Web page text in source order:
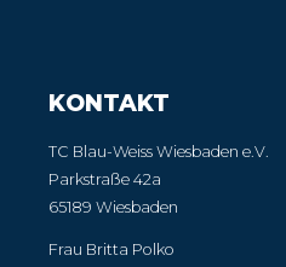
KONTAKT
TC Blau-Weiss Wiesbaden e.V.
Parkstraße 42a
65189 Wiesbaden
Frau Britta Polko